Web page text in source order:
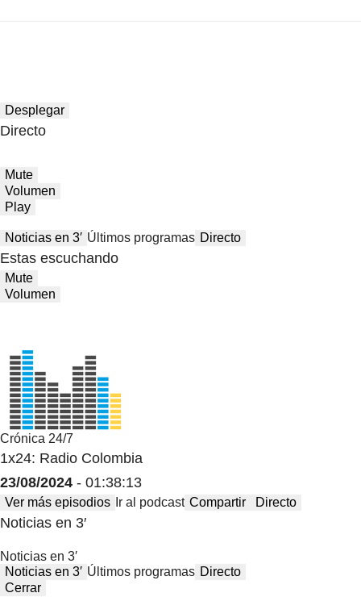
Desplegar
Directo
Mute
Volumen
Play
Noticias en 3′ Últimos programas Directo
Estas escuchando
Mute
Volumen
Crónica 24/7
1x24: Radio Colombia
23/08/2024 - 01:38:13
Ver más episodios Ir al podcast Compartir Directo
Noticias en 3′
Noticias en 3′
Noticias en 3′ Últimos programas Directo
Cerrar